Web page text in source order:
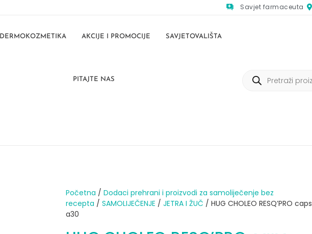
Savjet farmaceuta
DERMOKOZMETIKA AKCIJE I PROMOCIJE SAVJETOVALIŠTA
PITAJTE NAS
Početna / Dodaci prehrani i proizvodi za samoliječenje bez
recepta / SAMOLIJEČENJE / JETRA I ŽUČ / HUG CHOLEO RESQ’PRO caps
a30